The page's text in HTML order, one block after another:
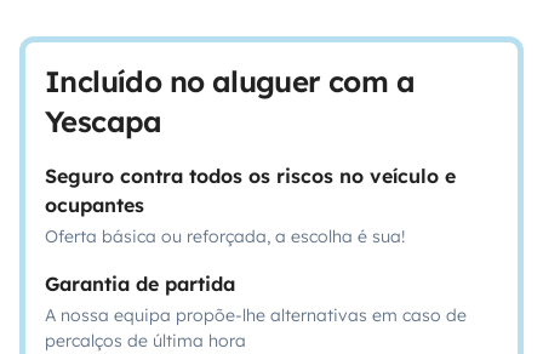
Incluído no aluguer com a
Yescapa
Seguro contra todos os riscos no veículo e
ocupantes
Oferta básica ou reforçada, a escolha é sua!
Garantia de partida
A nossa equipa propõe-lhe alternativas em caso de
percalços de última hora